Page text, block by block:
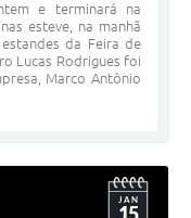
e terminará na
esteve, na manhã
da Feira de
Lucas Rodrigues foi
Marco Antônio
JAN